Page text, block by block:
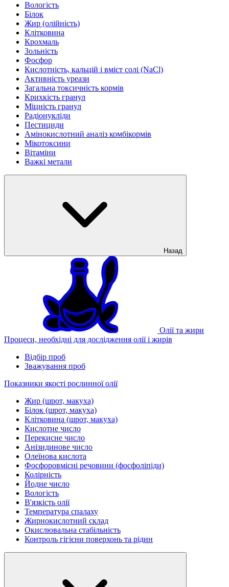
Вологість
Білок
Жир (олійність)
Клітковина
Крохмаль
Зольність
Фосфор
Кислотність, кальцій і вміст солі (NaCl)
Активність уреази
Загальна токсичність кормів
Крихкість гранул
Міцність гранул
Радіонукліди
Пестициди
Амінокислотний аналіз комбікормів
Мікотоксини
Вітаміни
Важкі метали
Назад
Олії та жири
Процеси, необхідні для дослідження олії і жирів
Відбір проб
Зважування проб
Показники якості рослинної олії
Жир (шрот, макуха)
Білок (шрот, макуха)
Клітковина (шрот, макуха)
Кислотне число
Перекисне число
Анізидинове число
Олеїнова кислота
Фосфоровмісні речовини (фосфоліпіди)
Колірність
Йодне число
Вологість
В'язкість олії
Температура спалаху
Жирнокислотний склад
Окислювальна стабільність
Контроль гігієни поверхонь та рідин